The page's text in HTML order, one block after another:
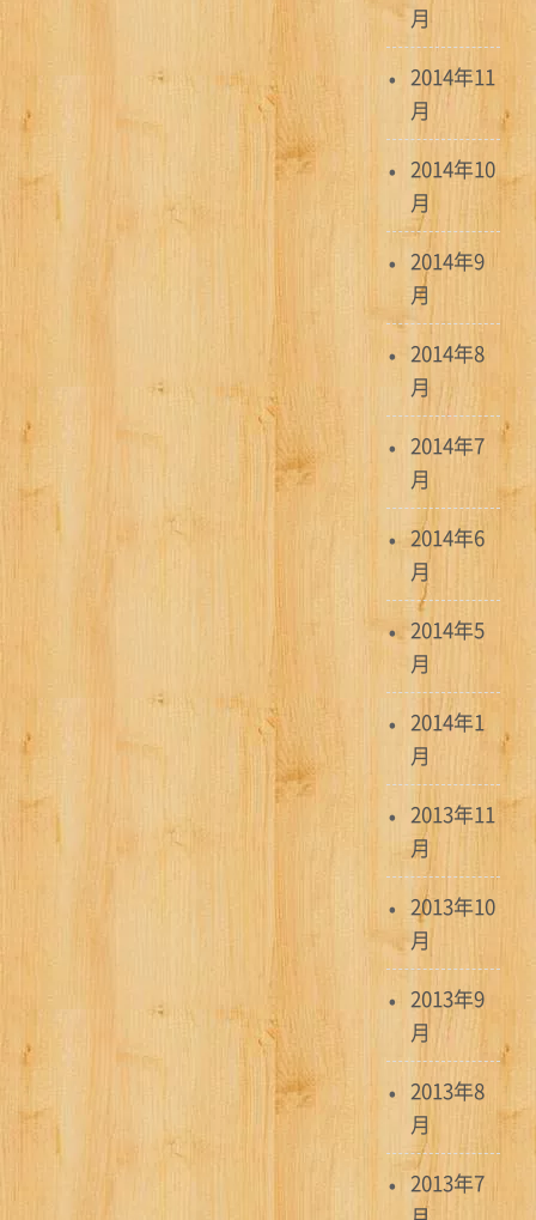
月
2014年11
月
2014年10
月
2014年9
月
2014年8
月
2014年7
月
2014年6
月
2014年5
月
2014年1
月
2013年11
月
2013年10
月
2013年9
月
2013年8
月
2013年7